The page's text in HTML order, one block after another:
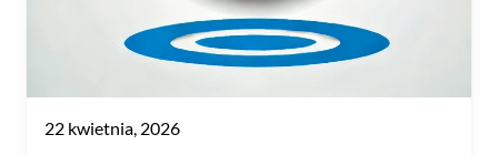
22 kwietnia, 2026